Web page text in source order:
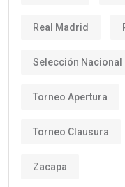
Real Madrid
Selección Nacional
Torneo Apertura
Torneo Clausura
Zacapa